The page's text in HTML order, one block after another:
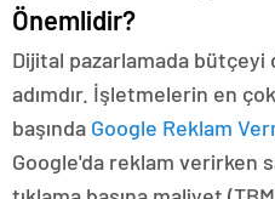
Önemlidir?
Dijital pazarlamada
adımdır. İşletmelerin en çok
başında Google Reklam
Google'da reklam verirken